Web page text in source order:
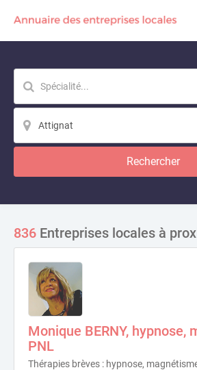
Rechercher
836 Entreprises locales à
Monique BERNY, hypnose,
PNL
Thérapies brèves : hypnose,